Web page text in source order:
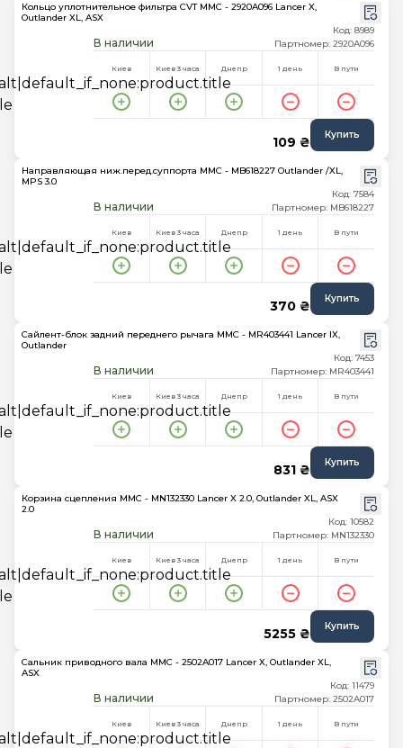
Кольцо уплотнительное фильтра CVT MMC - 2920A096 Lancer X,
Outlander XL, ASX
В наличии
Код: 8989
Партномер: 2920A096
Киев Киев 3 часа Днепр 1 день В пути
109 ₴ Купить
Направляющая ниж.перед.суппорта MMC - MB618227 Outlander /XL,
MPS 3.0
В наличии
Код: 7584
Партномер: MB618227
Киев Киев 3 часа Днепр 1 день В пути
370 ₴ Купить
Сайлент-блок задний переднего рычага MMC - MR403441 Lancer IX,
Outlander
В наличии
Код: 7453
Партномер: MR403441
Киев Киев 3 часа Днепр 1 день В пути
831 ₴ Купить
Корзина сцепления MMC - MN132330 Lancer X 2.0, Outlander XL, ASX
2.0
В наличии
Код: 10582
Партномер: MN132330
Киев Киев 3 часа Днепр 1 день В пути
5255 ₴ Купить
Сальник приводного вала MMC - 2502A017 Lancer X, Outlander XL,
ASX
В наличии
Код: 11479
Партномер: 2502A017
Киев Киев 3 часа Днепр 1 день В пути